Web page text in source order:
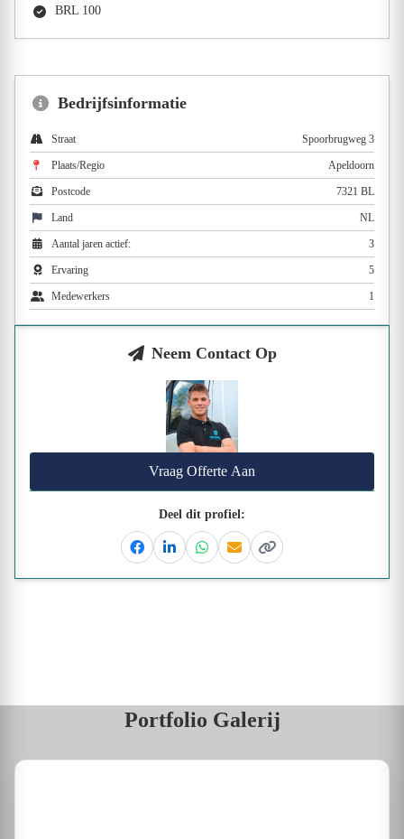
BRL 100
Bedrijfsinformatie
Straat Spoorbrugweg 3
Plaats/Regio Apeldoorn
Postcode 7321 BL
Land NL
Aantal jaren actief: 3
Ervaring 5
Medewerkers 1
Neem Contact Op
Vraag Offerte Aan
Deel dit profiel:
FacebookLinkedinWhatsapp
EmailKopieer link
Portfolio Galerij